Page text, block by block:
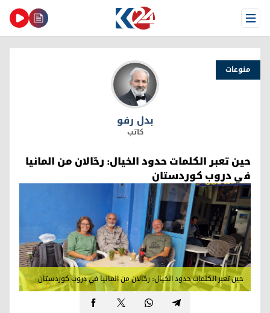
Open Menu
منوعات
بدل رفو
بدل رفو
كاتب
حين تعبر الكلمات حدود الخيال: رحّالان من المانيا
في دروب كوردستان
حين تعبر الكلمات حدود الخيال: رحّالان من المانيا في دروب كوردستان